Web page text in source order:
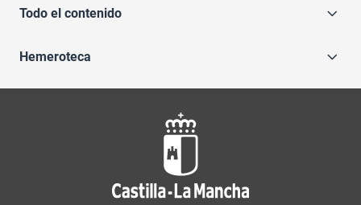
Todo el contenido
Hemeroteca